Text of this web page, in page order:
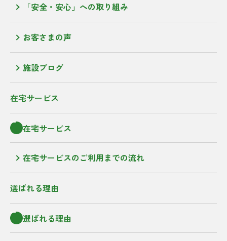
「安全・安心」への取り組み
お客さまの声
施設ブログ
在宅サービス
在宅サービス
在宅サービスのご利用までの流れ
選ばれる理由
選ばれる理由